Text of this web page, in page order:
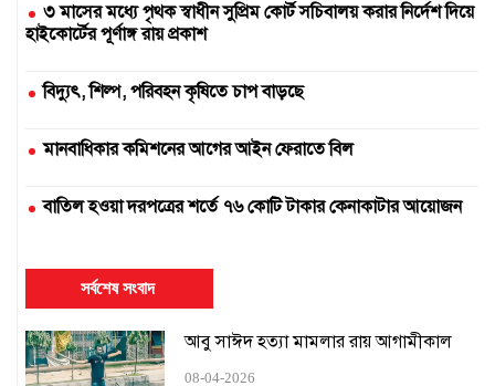
৩ মাসের মধ্যে পৃথক স্বাধীন সুপ্রিম কোর্ট সচিবালয় করার নির্দেশ দিয়ে
হাইকোর্টের পূর্ণাঙ্গ রায় প্রকাশ
বিদ্যুৎ, শিল্প, পরিবহন কৃষিতে চাপ বাড়ছে
মানবাধিকার কমিশনের আগের আইন ফেরাতে বিল
বাতিল হওয়া দরপত্রের শর্তে ৭৬ কোটি টাকার কেনাকাটার আয়োজন
দুই সার কারখানা বন্ধ, আরেকটি বন্ধের পথে
১৬ ঘণ্টায়ও স্বাভাবিক হয়নি সিলেটের সঙ্গে রেল যোগাযোগ
সর্বশেষ সংবাদ
আবু সাঈদ হত্যা মামলার রায় আগামীকাল
08-04-2026